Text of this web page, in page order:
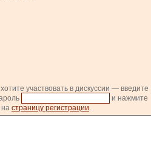
участвовать в дискуссии — введите
и нажмите
на страницу регистрации.